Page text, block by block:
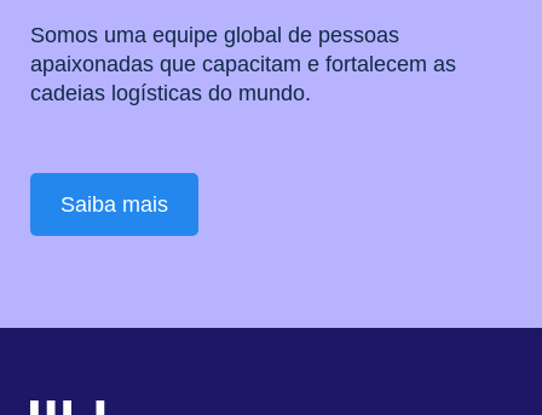
Somos uma equipe global de pessoas
apaixonadas que capacitam e fortalecem as
cadeias logísticas do mundo.
Saiba mais